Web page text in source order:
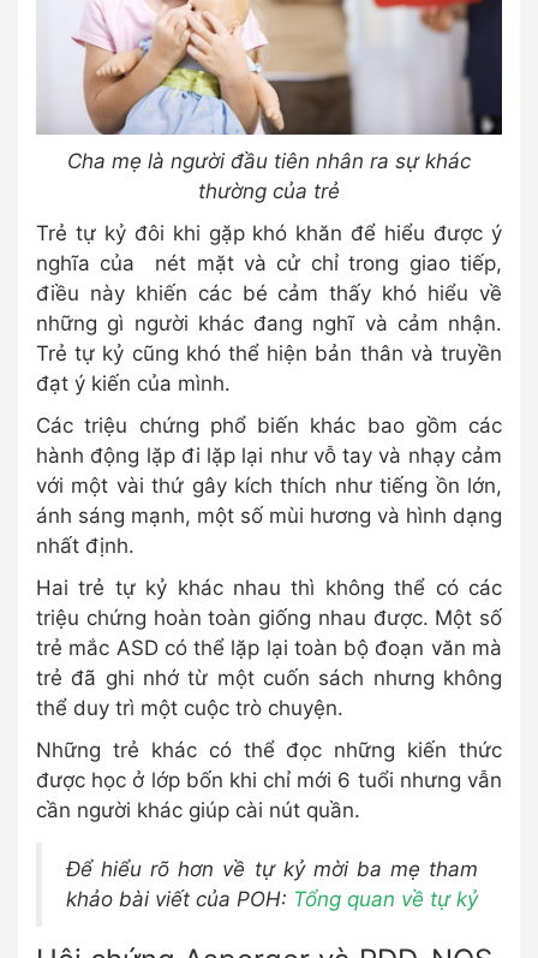
Cha mẹ là người đầu tiên nhân ra sự khác
thường của trẻ
Trẻ tự kỷ đôi khi gặp khó khăn để hiểu được ý
nghĩa của nét mặt và cử chỉ trong giao tiếp,
điều này khiến các bé cảm thấy khó hiểu về
những gì người khác đang nghĩ và cảm nhận.
Trẻ tự kỷ cũng khó thể hiện bản thân và truyền
đạt ý kiến của mình.
Các triệu chứng phổ biến khác bao gồm các
hành động lặp đi lặp lại như vỗ tay và nhạy cảm
với một vài thứ gây kích thích như tiếng ồn lớn,
ánh sáng mạnh, một số mùi hương và hình dạng
nhất định.
Hai trẻ tự kỷ khác nhau thì không thể có các
triệu chứng hoàn toàn giống nhau được. Một số
trẻ mắc ASD có thể lặp lại toàn bộ đoạn văn mà
trẻ đã ghi nhớ từ một cuốn sách nhưng không
thể duy trì một cuộc trò chuyện.
Những trẻ khác có thể đọc những kiến thức
được học ở lớp bốn khi chỉ mới 6 tuổi nhưng vẫn
cần người khác giúp cài nút quần.
Để hiểu rõ hơn về tự kỷ mời ba mẹ tham
khảo bài viết của POH: Tổng quan về tự kỷ